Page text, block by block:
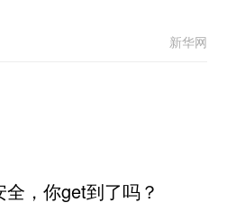
新华网
，你get到了吗？